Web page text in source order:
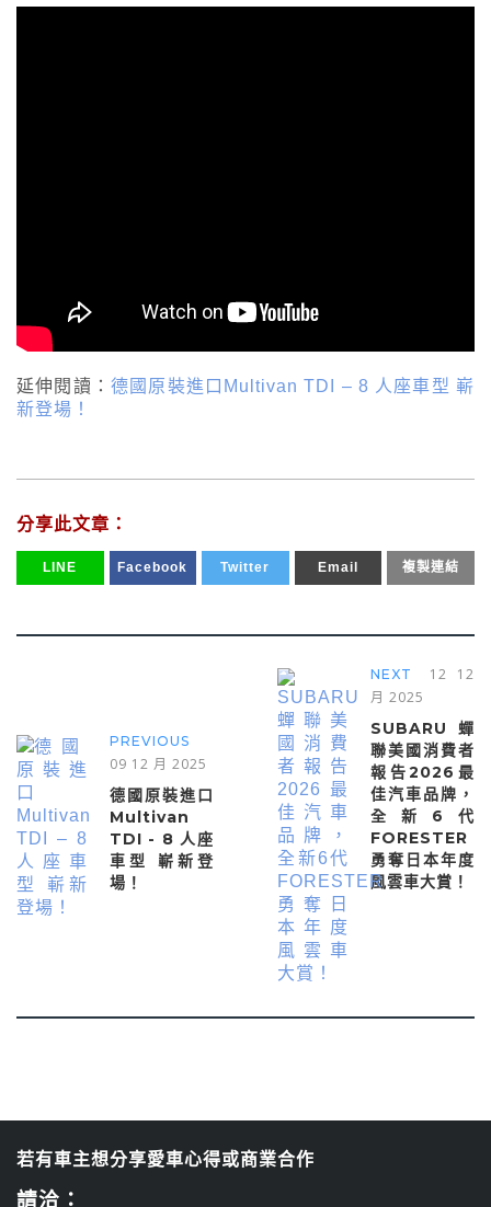
延伸閱讀： 德國原裝進口Multivan TDI – 8 人座車型 嶄
新登場！
分享此文章：
LINE Facebook Twitter Email 複製連結
PREVIOUS
09 12 月 2025
德國原裝進口
Multivan
TDI - 8 人座
車型 嶄新登
場！
NEXT
12 12
月 2025
SUBARU蟬
聯美國消費者
報告2026最
佳汽車品牌，
全新6代
FORESTER
勇奪日本年度
風雲車大賞！
若有車主想分享愛車心得或商業合作
請洽：